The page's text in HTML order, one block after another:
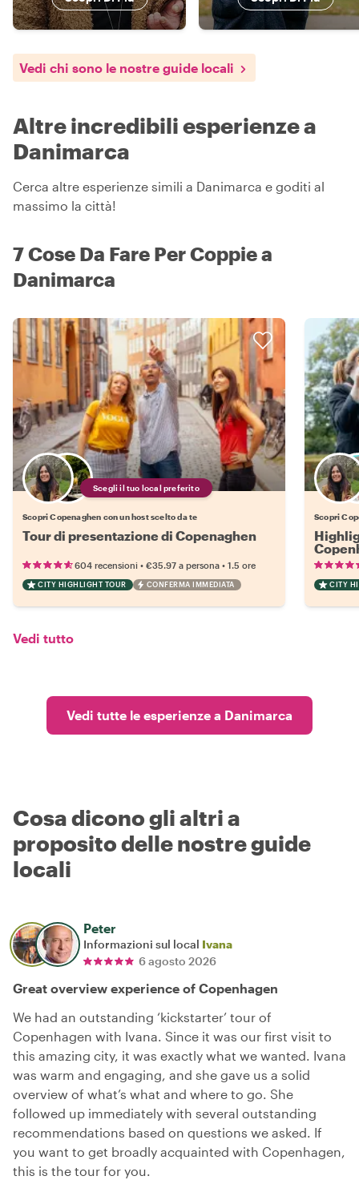
Vedi chi sono le nostre guide locali
Altre incredibili esperienze a
Danimarca
Cerca altre esperienze simili a Danimarca e goditi al
massimo la città!
7 Cose Da Fare Per Coppie a
Danimarca
Scegli il tuo local preferito
Scopri Copenaghen con un host scelto da te
Tour di presentazione di Copenaghen
604 recensioni • €35.97 a persona • 1.5 ore
CITY HIGHLIGHT TOUR CONFERMA IMMEDIATA
Scopri
CITY
Vedi tutto
Vedi tutte le esperienze a Danimarca
Cosa dicono gli altri a
proposito delle nostre guide
locali
Peter
Informazioni sul local Ivana
6 agosto 2026
Great overview experience of Copenhagen
We had an outstanding ‘kickstarter’ tour of
Copenhagen with Ivana. Since it was our first visit to
this amazing city, it was exactly what we wanted. Ivana
was warm and engaging, and she gave us a solid
overview of what’s what and where to go. She
followed up immediately with several outstanding
recommendations based on questions we asked. If
you want to get broadly acquainted with Copenhagen,
this is the tour for you.